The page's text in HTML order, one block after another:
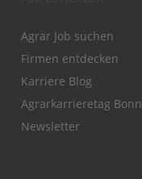
Agrar Job suchen
Firmen entdecken
Karriere Blog
Agrarkarrieretag Bonn
Newsletter